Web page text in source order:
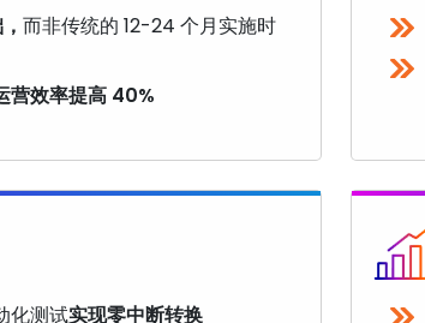
而非传统的 12-24 个月实施时
营效率提高 40%
化测试实现零中断转换